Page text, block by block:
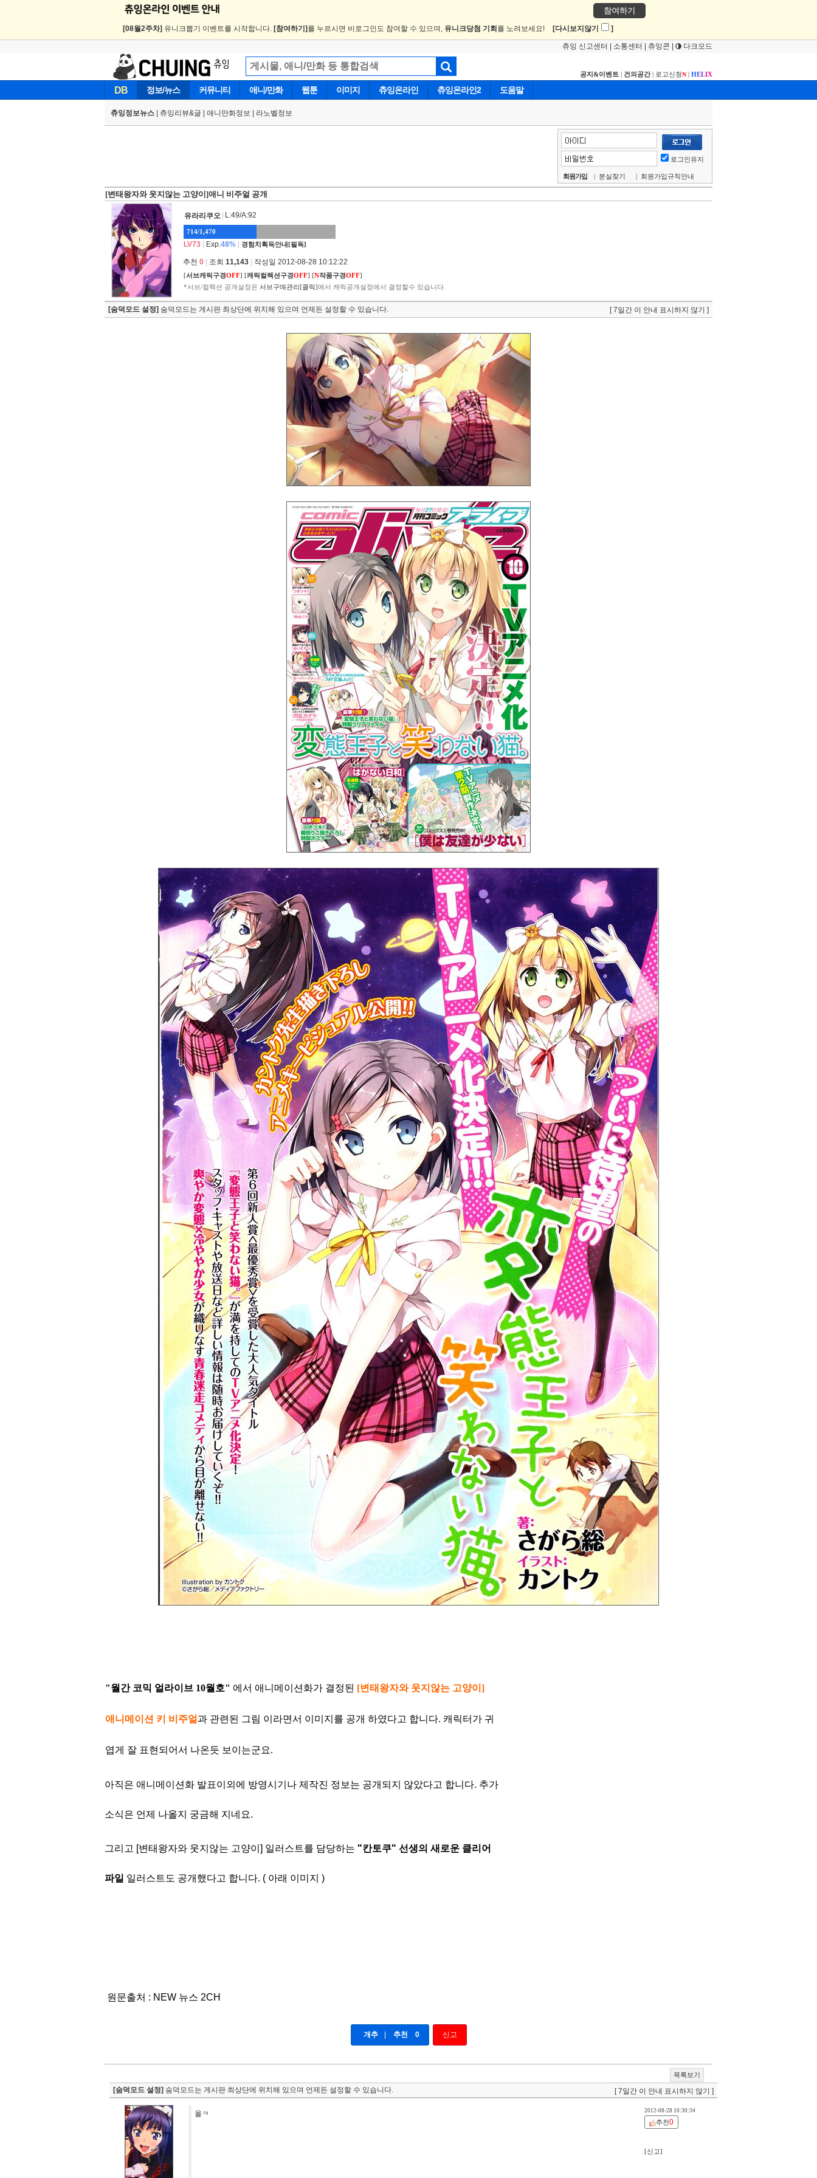
참여하기
[08월2주차] 유니크뽑기 이벤트를 시작합니다. [참여하기] 를 누르시면 비로그인도 참여할 수 있으며, 유니크당첨 기회 를 노려보세요! [다시보지않기 ]
츄잉 신고센터 소통센터 츄잉콘 다크모드
공지&이벤트 | 건의공간| 로고신청N | HELIX
DB 정보/뉴스 커뮤니티 애니/만화 웹툰 이미지 츄잉온라인 츄잉온라인2 도움말
츄잉정보뉴스 츄잉리뷰&글 애니만화정보 라노벨정보
로그인유지
회원가입 | 분실찾기 | 회원가입규칙안내
[변태왕자와 웃지않는 고양이]애니 비주얼 공개
유라리쿠오 L:49/A:92
714/1,470
LV73 Exp.48% 경험치획득안내[필독]
추천 0 조회 11,143 작성일 2012-08-28 10:12:22
[서브캐릭구경OFF] [캐릭컬렉션구경OFF] [N작품구경OFF]
*서브/컬렉션 공개설정은 서브구매관리[클릭]에서 캐릭공개설정에서 결정할수 있습니다.
[숨덕모드 설정] 숨덕모드는 게시판 최상단에 위치해 있으며 언제든 설정할 수 있습니다. [ 7일간 이 안내 표시하지 않기 ]
"월간 코믹 얼라이브 10월호" 에서 애니메이션화가 결정된 [변태왕자와 웃지않는 고양이]
애니 메이션 키 비주얼과 관련된 그림 이라면서 이미지를 공개 하였다고 합니다. 캐릭터가 귀
엽게 잘 표현되어서 나온듯 보이는군요.
아직은 애니메이션화 발표이외에 방영시기나 제작진 정보는 공개되지 않았다고 합니다. 추가
소식은 언제 나올지 궁금해 지네요.
그리고 [변태왕자와 웃지않는 고양이] 일러스트를 담당하는 "칸토쿠" 선생의 새로운 클리어
파일 일러스트도 공개 했다고 합니다. ( 아래 이미지 )
원문출처 : NEW 뉴스 2CH
개추 추천 0 신고
목록보기
[숨덕모드 설정] 숨덕모드는 게시판 최상단에 위치해 있으며 언제든 설정할 수 있습니다. [ 7일간 이 안내 표시하지 않기 ]
올ㅋ 2012-08-28 10:30:34
추천0
[신고]